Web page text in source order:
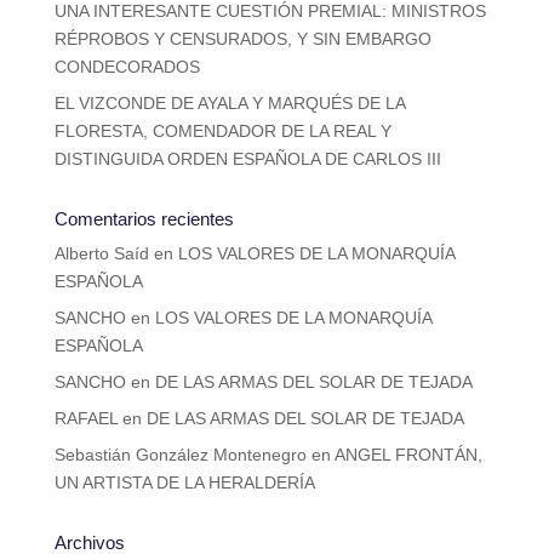
UNA INTERESANTE CUESTIÓN PREMIAL: MINISTROS
RÉPROBOS Y CENSURADOS, Y SIN EMBARGO
CONDECORADOS
EL VIZCONDE DE AYALA Y MARQUÉS DE LA
FLORESTA, COMENDADOR DE LA REAL Y
DISTINGUIDA ORDEN ESPAÑOLA DE CARLOS III
Comentarios recientes
Alberto Saíd en LOS VALORES DE LA MONARQUÍA
ESPAÑOLA
SANCHOen LOS VALORES DE LA MONARQUÍA
ESPAÑOLA
SANCHOen DE LAS ARMAS DEL SOLAR DE TEJADA
RAFAEL en DE LAS ARMAS DEL SOLAR DE TEJADA
Sebastián González Montenegroen ANGEL FRONTÁN,
UN ARTISTA DE LA HERALDERÍA
Archivos